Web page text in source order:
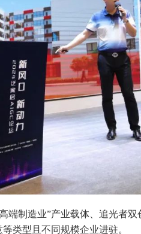
端制造业”产业载体、追光者
类型且不同规模企业进驻。